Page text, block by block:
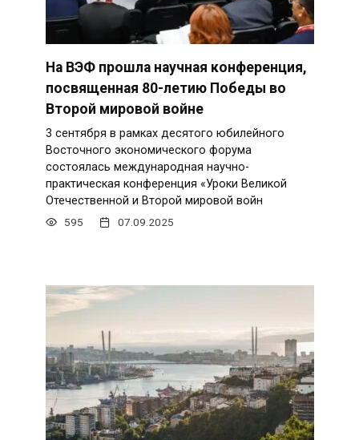
На ВЭФ прошла научная конференция,
посвященная 80-летию Победы во
Второй мировой войне
3 сентября в рамках десятого юбилейного
Восточного экономического форума
состоялась международная научно-
практическая конференция «Уроки Великой
Отечественной и Второй мировой войн
595 07.09.2025